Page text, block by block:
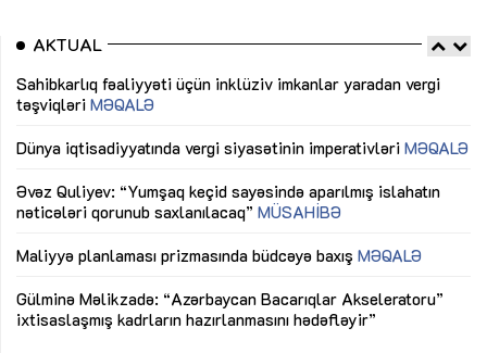
AKTUAL
Sahibkarlıq fəaliyyəti üçün inklüziv imkanlar yaradan vergi
təşviqləri MƏQALƏ
Dünya iqtisadiyyatında vergi siyasətinin imperativləri MƏQALƏ
Əvəz Quliyev: “Yumşaq keçid sayəsində aparılmış islahatın
nəticələri qorunub saxlanılacaq” MÜSAHİBƏ
Maliyyə planlaması prizmasında büdcəyə baxış MƏQALƏ
Gülminə Məlikzadə: “Azərbaycan Bacarıqlar Akseleratoru”
ixtisaslaşmış kadrların hazırlanmasını hədəfləyir”